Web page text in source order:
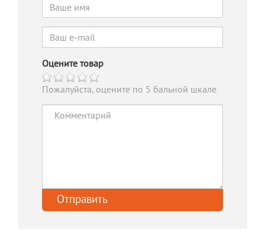
Оцените товар
Пожалуйста, оцените по 5 бальной шкале